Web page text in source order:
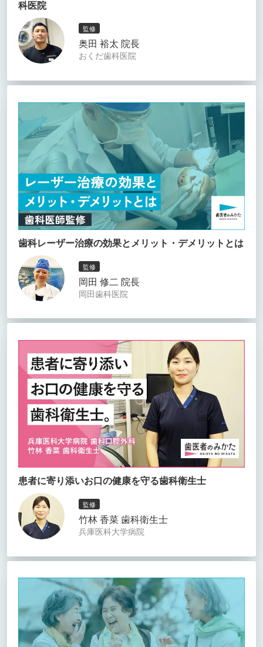
科医院
監修
奥田 裕太 院長
おくだ歯科医院
歯科レーザー治療の効果とメリット・デメリットとは
監修
岡田 修二 院長
岡田歯科医院
患者に寄り添いお口の健康を守る歯科衛生士
監修
竹林 香菜 歯科衛生士
兵庫医科大学病院